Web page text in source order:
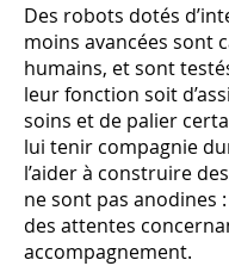
Des robots dotés
moins avancées sont
humains, et sont
leur fonction soit
soins et de palier
lui tenir compagnie
l’aider à construire
ne sont pas anodines
des attentes
accompagnement.